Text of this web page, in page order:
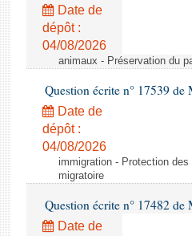
Date de
dépôt :
04/08/2026
animaux - Préservation du
Question écrite n° 17539
Date de
dépôt :
04/08/2026
immigration - Protection
migratoire
Question écrite n° 17482
Date de